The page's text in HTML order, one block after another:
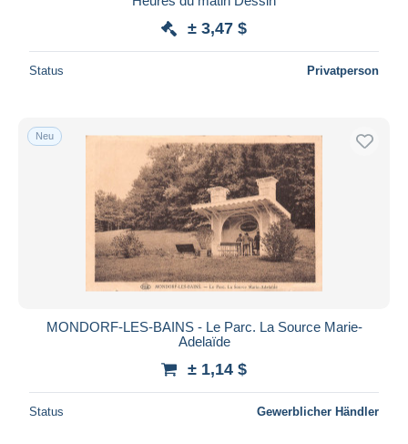
± 3,47 $
Status Privatperson
Neu
MONDORF-LES-BAINS - Le Parc. La Source Marie-
Adelaïde
± 1,14 $
Status Gewerblicher Händler